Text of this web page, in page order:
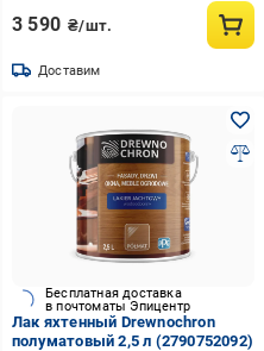
3 590 ₴/шт.
Доставим
Бесплатная доставка
в почтоматы Эпицентр
Лак яхтенный Drewnochron
полуматовый 2,5 л (2790752092)